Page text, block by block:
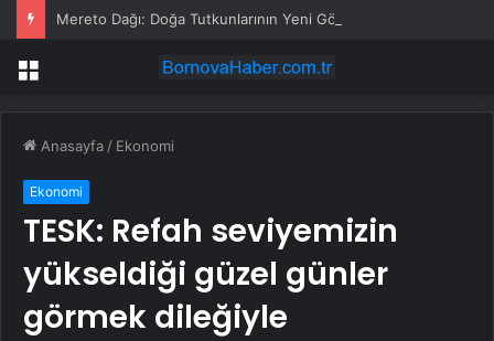
Mereto Dağı: Doğa Tutkunlarının Yeni Gözdesi
Menü
Anasayfa / Ekonomi
Ekonomi
TESK: Refah seviyemizin
yükseldiği güzel günler
görmek dileğiyle